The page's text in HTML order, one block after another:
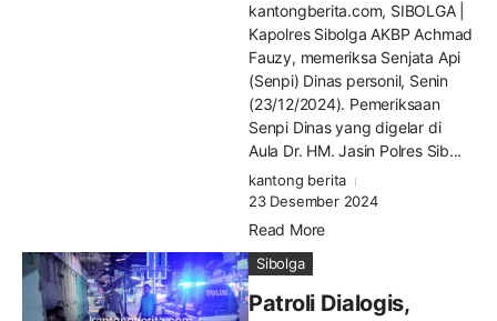
kantongberita.com, SIBOLGA |
Kapolres Sibolga AKBP Achmad
Fauzy, memeriksa Senjata Api
(Senpi) Dinas personil, Senin
(23/12/2024). Pemeriksaan
Senpi Dinas yang digelar di
Aula Dr. HM. Jasin Polres Sib...
kantong berita
23 Desember 2024
Read More
Sibolga
Patroli Dialogis,